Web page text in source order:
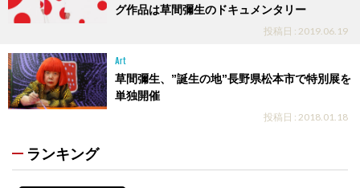
グ作品は草間彌生のドキュメンタリー
投稿日 : 2019.06.19
Art
草間彌生、”誕生の地”長野県松本市で特別展を
単独開催
投稿日 : 2018.01.18
ランキング